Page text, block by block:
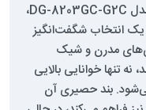
ساعت مچی مردانه عقربه‌ای دیوید گانر مدل DG-8203GC-G2C،
انتخاب شگفت‌انگیز
مدرن و شیک
تنها خوانایی بالایی
بند حصیری آن